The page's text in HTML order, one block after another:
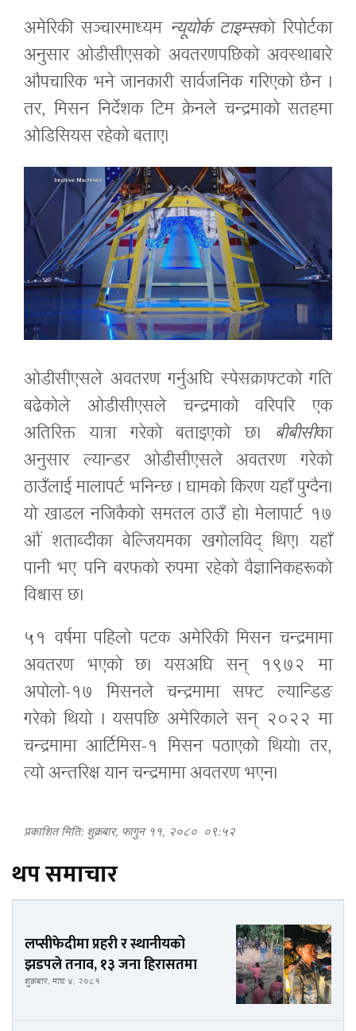
अमेरिकी सञ्चारमाध्यमन्यूयोर्क टाइम्सको रिपोर्टका
अनुसार ओडीसीएसको अवतरणपछिको अवस्थाबारे
औपचारिक भने जानकारी सार्वजनिक गरिएको छैन ।
तर, मिसन निर्देशक टिम क्रेनले चन्द्रमाको सतहमा
ओडिसियस रहेको बताए।
ओडीसीएसले अवतरण गर्नुअघि स्पेसक्राफ्टको गति
बढेकोले ओडीसीएसले चन्द्रमाको वरिपरि एक
अतिरिक्त यात्रा गरेको बताइएको छ। बीबीसीका
अनुसार ल्यान्डर ओडीसीएसले अवतरण गरेको
ठाउँलाई मालापर्ट भनिन्छ । घामको किरण यहाँ पुग्दैन।
यो खाडल नजिकैको समतल ठाउँ हो। मेलापार्ट १७
औं शताब्दीका बेल्जियमका खगोलविद् थिए। यहाँ
पानी भए पनि बरफको रुपमा रहेको वैज्ञानिकहरूको
विश्वास छ।
५१ वर्षमा पहिलो पटक अमेरिकी मिसन चन्द्रमामा
अवतरण भएको छ। यसअघि सन् १९७२ मा
अपोलो-१७ मिसनले चन्द्रमामा सफ्ट ल्यान्डिङ
गरेको थियो । यसपछि अमेरिकाले सन् २०२२ मा
चन्द्रमामा आर्टिमिस-१ मिसन पठाएको थियो। तर,
त्यो अन्तरिक्ष यान चन्द्रमामा अवतरण भएन।
प्रकाशित मिति: शुक्रबार, फागुन ११, २०८० ०९:५२
थप समाचार
लप्सीफेदीमा प्रहरी र स्थानीयको
झडपले तनाव, १३ जना हिरासतमा
शुक्रबार, माघ ४, २०८१